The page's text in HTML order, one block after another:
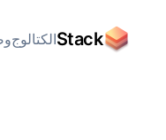
Stackالكتالوج